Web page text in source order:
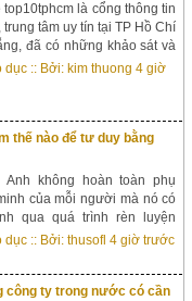
là cổng thông tin
tâm uy tín tại TP Hồ Chí
đã có những khảo sát và
các nhóm trên Faceboo...
dục :: Bởi: kim thuong 4 giờ
thế nào để tư duy bằng
không hoàn toàn phụ
của mỗi người mà nó có
qua quá trình rèn luyện
Và câu hỏi trên được đặt
dục :: Bởi:thusofl 4 giờ trước
công ty trong nước có cần